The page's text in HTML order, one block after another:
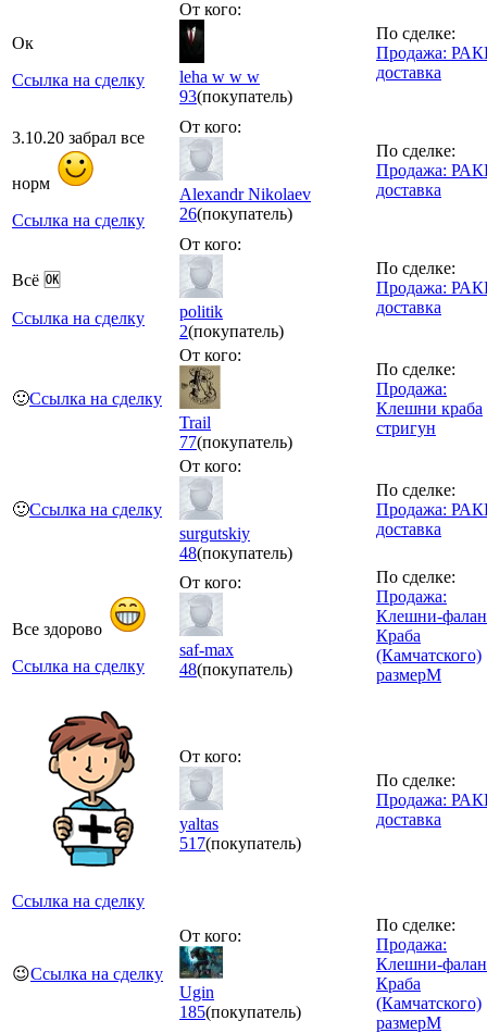
Ок
Ссылка на сделку
От кого:
leha w w w
93(покупатель)
По сделке:
Продажа:
доставка
3.10.20 забрал все
норм
Ссылка на сделку
От кого:
Alexandr Nikolaev
26(покупатель)
По сделке:
Продажа:
доставка
Всё 🆗
Ссылка на сделку
От кого:
politik
2(покупатель)
По сделке:
Продажа:
доставка
🙂Ссылка на сделку
От кого:
Trail
77(покупатель)
По сделке:
Продажа:
Клешни краба
стригун
🙂Ссылка на сделку
От кого:
surgutskiy
48(покупатель)
По сделке:
Продажа:
доставка
Все здорово
Ссылка на сделку
От кого:
saf-max
48(покупатель)
По сделке:
Продажа:
Клешни-
Краба
(Камчатского)
размерM
Ссылка на сделку
От кого:
yaltas
517(покупатель)
По сделке:
Продажа:
доставка
😉Ссылка на сделку
От кого:
Ugin
185(покупатель)
По сделке:
Продажа:
Клешни-
Краба
(Камчатского)
размерM